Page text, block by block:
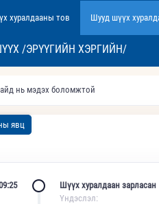
хуралдааны тов Шууд шүүх
/ЭРҮҮГИЙН ХЭРГИЙН/
нь мэдэх боломжтой
явц
Шүүх хуралдаан зарласан
Үндэслэл: